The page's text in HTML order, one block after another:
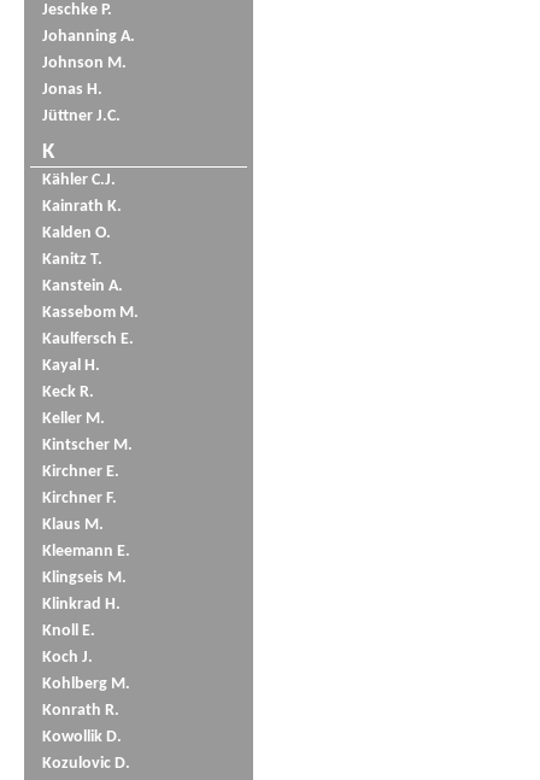
Jeschke P.
Johanning A.
Johnson M.
Jonas H.
Jüttner J.C.
K
Kähler C.J.
Kainrath K.
Kalden O.
Kanitz T.
Kanstein A.
Kassebom M.
Kaulfersch E.
Kayal H.
Keck R.
Keller M.
Kintscher M.
Kirchner E.
Kirchner F.
Klaus M.
Kleemann E.
Klingseis M.
Klinkrad H.
Knoll E.
Koch J.
Kohlberg M.
Konrath R.
Kowollik D.
Kozulovic D.